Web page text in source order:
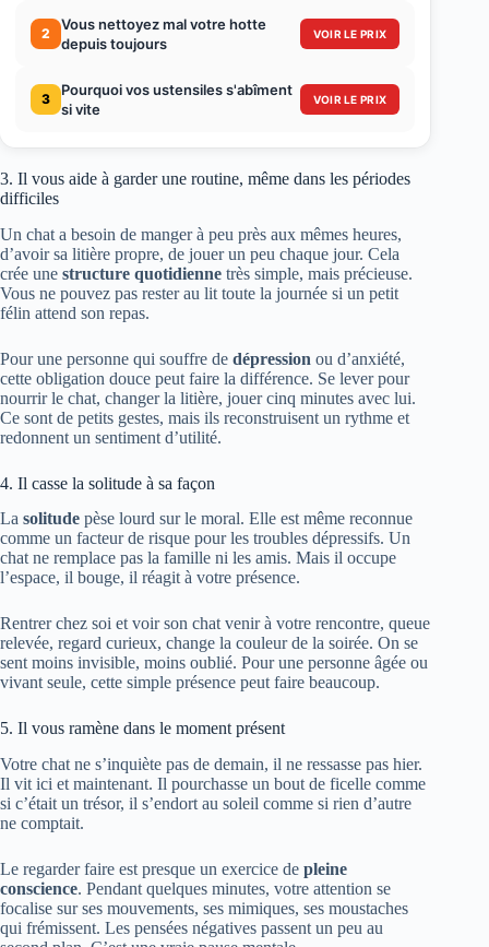
2
Vous nettoyez mal votre hotte
depuis toujours
VOIR LE PRIX
3
Pourquoi vos ustensiles s'abîment
si vite
VOIR LE PRIX
3. Il vous aide à garder une routine, même dans les périodes
difficiles
Un chat a besoin de manger à peu près aux mêmes heures,
d’avoir sa litière propre, de jouer un peu chaque jour. Cela
crée une structure quotidienne très simple, mais précieuse.
Vous ne pouvez pas rester au lit toute la journée si un petit
félin attend son repas.
Pour une personne qui souffre de dépression ou d’anxiété,
cette obligation douce peut faire la différence. Se lever pour
nourrir le chat, changer la litière, jouer cinq minutes avec lui.
Ce sont de petits gestes, mais ils reconstruisent un rythme et
redonnent un sentiment d’utilité.
4. Il casse la solitude à sa façon
La solitude pèse lourd sur le moral. Elle est même reconnue
comme un facteur de risque pour les troubles dépressifs. Un
chat ne remplace pas la famille ni les amis. Mais il occupe
l’espace, il bouge, il réagit à votre présence.
Rentrer chez soi et voir son chat venir à votre rencontre, queue
relevée, regard curieux, change la couleur de la soirée. On se
sent moins invisible, moins oublié. Pour une personne âgée ou
vivant seule, cette simple présence peut faire beaucoup.
5. Il vous ramène dans le moment présent
Votre chat ne s’inquiète pas de demain, il ne ressasse pas hier.
Il vit ici et maintenant. Il pourchasse un bout de ficelle comme
si c’était un trésor, il s’endort au soleil comme si rien d’autre
ne comptait.
Le regarder faire est presque un exercice de pleine
conscience. Pendant quelques minutes, votre attention se
focalise sur ses mouvements, ses mimiques, ses moustaches
qui frémissent. Les pensées négatives passent un peu au